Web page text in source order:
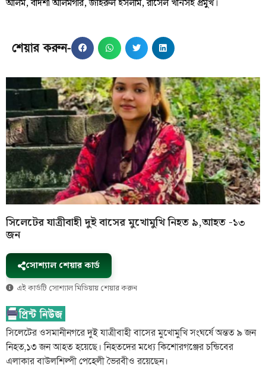
আলম, বাদশা আলমগীর, জহিরুল ইসলাম, রাসেল খানসহ প্রমুখ।
শেয়ার করুন-
সিলেটের যাত্রীবাহী দুই বাসের মুখোমুখি নিহত ৯,আহত -১৩
জন
সোশ্যাল শেয়ার কার্ড
এই কার্ডটি সোশ্যাল মিডিয়ায় শেয়ার করুন
সিলেটের ওসমানীনগরে দুই যাত্রীবাহী বাসের মুখোমুখি সংঘর্ষে অন্তত ৯ জন
নিহত,১৩ জন আহত হয়েছে। নিহতদের মধ্যে কিশোরগঞ্জের চন্ডিবের
এলাকার বাউলশিল্পী পেহেলী ভৈরবীও রয়েছেন।